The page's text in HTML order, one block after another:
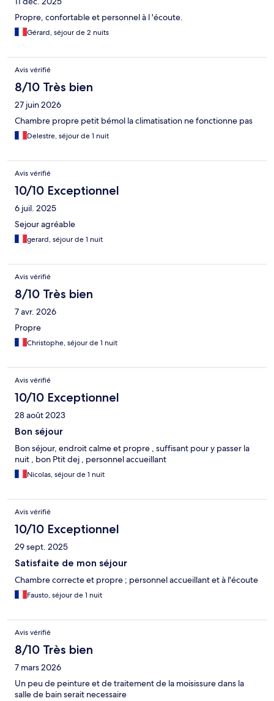
Propre, confortable et personnel à l 'écoute.
Gérard, séjour de 2 nuits
Avis vérifié
8/10 Très bien
27 juin 2026
Chambre propre petit bémol la climatisation ne fonctionne pas
Delestre, séjour de 1 nuit
Avis vérifié
10/10 Exceptionnel
6 juil. 2025
Sejour agréable
gerard, séjour de 1 nuit
Avis vérifié
8/10 Très bien
7 avr. 2026
Propre
Christophe, séjour de 1 nuit
Avis vérifié
10/10 Exceptionnel
28 août 2023
Bon séjour
Bon séjour, endroit calme et propre , suffisant pour y passer la
nuit , bon Ptit dej , personnel accueillant
Nicolas, séjour de 1 nuit
Avis vérifié
10/10 Exceptionnel
29 sept. 2025
Satisfaite de mon séjour
Chambre correcte et propre ; personnel accueillant et à l'écoute
Fausto, séjour de 1 nuit
Avis vérifié
8/10 Très bien
7 mars 2026
Un peu de peinture et de traitement de la moisissure dans la
salle de bain serait necessaire